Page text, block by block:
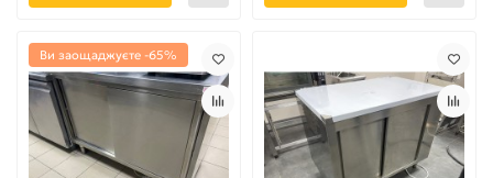
Ви заощаджуєте -65%